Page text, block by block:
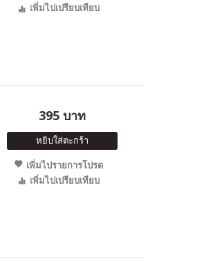
เพิ่มไปเปรียบเทียบ
395 บาท
หยิบใส่ตะกร้า
เพิ่มไปรายการโปรด
เพิ่มไปเปรียบเทียบ